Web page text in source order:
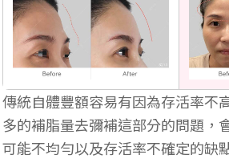
傳統自體豐額容易有因為存活率不
多的補脂量去彌補這部分的問題，
可能不均勻以及存活率不確定的缺